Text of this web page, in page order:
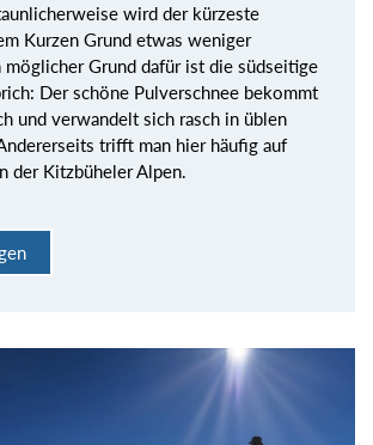
wird der kürzeste
Kurzen Grund etwas weniger
möglicher Grund dafür ist die südseitige
Der schöne Pulverschnee bekommt
und verwandelt sich rasch in üblen
trifft man hier häufig auf
der Kitzbüheler Alpen.